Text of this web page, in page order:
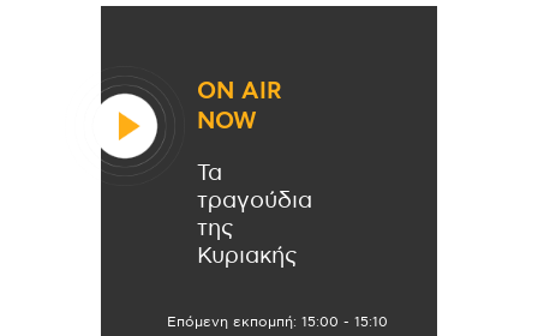
ON AIR
NOW
Τα
τραγούδια
της
Κυριακής
Επόμενη εκπομπή: 15:00 - 15:10